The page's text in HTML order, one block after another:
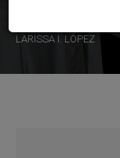
LARISSA I. LÓPEZ